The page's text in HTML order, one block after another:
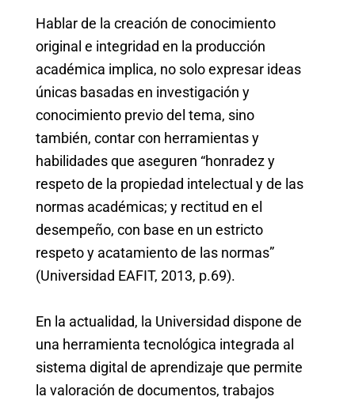
Hablar de la creación de conocimiento
original e integridad en la producción
académica implica, no solo expresar ideas
únicas basadas en investigación y
conocimiento previo del tema, sino
también, contar con herramientas y
habilidades que aseguren “honradez y
respeto de la propiedad intelectual y de las
normas académicas; y rectitud en el
desempeño, con base en un estricto
respeto y acatamiento de las normas”
(Universidad EAFIT, 2013, p.69).
En la actualidad, la Universidad dispone de
una herramienta tecnológica integrada al
sistema digital de aprendizaje que permite
la valoración de documentos, trabajos